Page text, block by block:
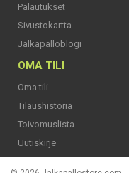
Palautukset
Sivustokartta
Jalkapalloblogi
OMA TILI
Oma tili
Tilaushistoria
Toivomuslista
Uutiskirje